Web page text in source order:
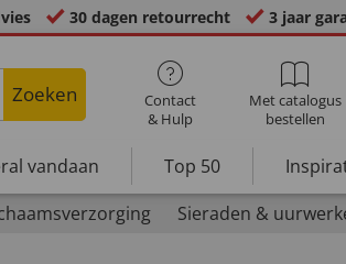
30 dagen retourrecht 3 jaar
Zoeken
Contact
& Hulp
Met catalogus
bestellen
vandaan Top 50
Sieraden &